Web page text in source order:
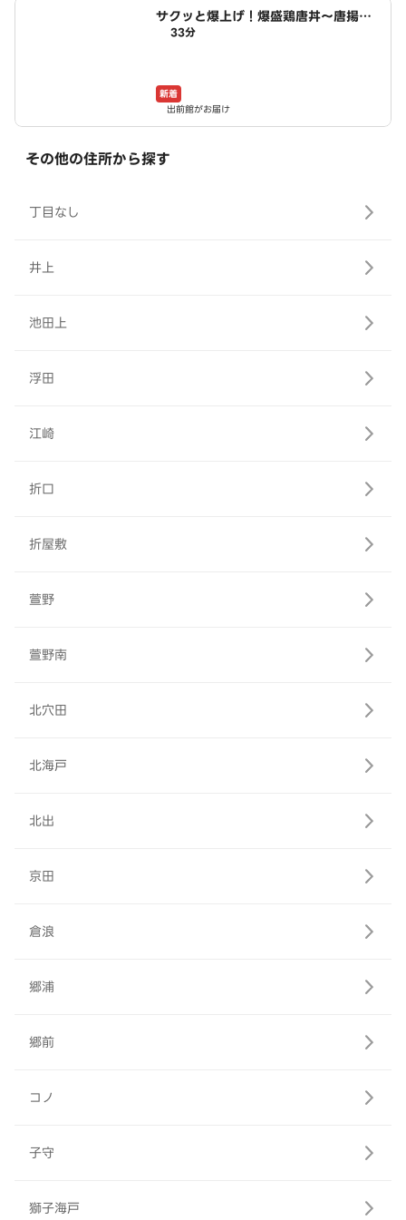
サクッと爆上げ！爆盛鶏唐丼～唐揚げ
商店鳥一ミート 小木西店
33分
新着
出前館がお届け
その他の住所から探す
丁目なし
井上
池田上
浮田
江崎
折口
折屋敷
萱野
萱野南
北穴田
北海戸
北出
京田
倉浪
郷浦
郷前
コノ
子守
獅子海戸